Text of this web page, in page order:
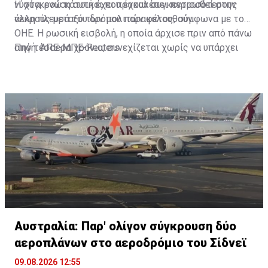
νύχτα, ενώ κάτοικοι που έχουν συγκεντρωθεί στην
άλλη πλευρά του δρόμου παρακολουθούν.
Η σύγκρουση αυτή έχει προκαλέσει περισσότερους
νεκρούς μεταξύ των πολιτών φέτος, σύμφωνα με τον
ΟΗΕ. Η ρωσική εισβολή, η οποία άρχισε πριν από πάνω
από τέσσερα χρόνια, συνεχίζεται χωρίς να υπάρχει
Πηγή: ΑΠΕ-ΜΠΕ-Reuters
Αυστραλία: Παρ' ολίγον σύγκρουση δύο
αεροπλάνων στο αεροδρόμιο του Σίδνεϊ
09.08.2026 12:55